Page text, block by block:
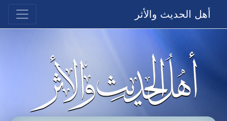
أهل الحديث والأثر